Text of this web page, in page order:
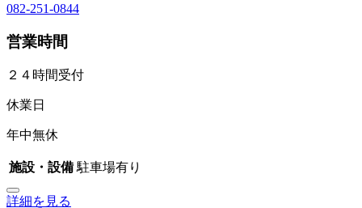
082-251-0844
営業時間
２４時間受付
休業日
年中無休
施設・設備 駐車場有り
詳細を見る